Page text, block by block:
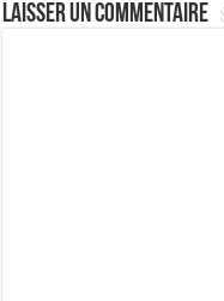
Laisser un commentaire